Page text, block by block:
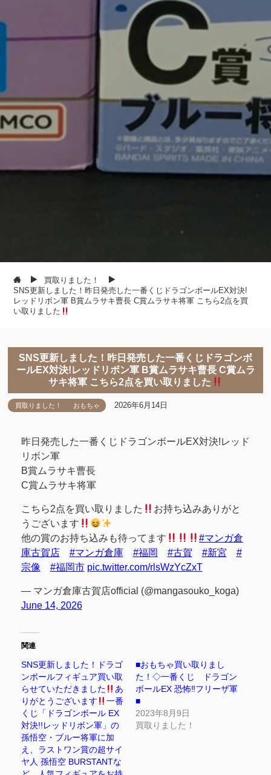
買取りました！
SNS更新しました！昨日発売した一番くじドラゴンボールEX対決!
レッドリボン軍 B賞ムラサキ曹長 C賞ムラサキ将軍 こちら2点を買
い取りました
SNS更新しました！昨日発売した一番くじドラゴンボ
ールEX対決!レッドリボン軍 B賞ムラサキ曹長 C賞ムラ
サキ将軍 こちら2点を買い取りました
買取りました！ おもちゃ 2026年6月14日
昨日発売した一番くじドラゴンボールEX対決!レッド
リボン軍
B賞ムラサキ曹長
C賞ムラサキ将軍
こちら2点を買い取りました
お持ち込みありがと
うございます
他の賞のお持ち込みも待ってます
#マンガ倉
庫古賀店
#マンガ倉庫 #福岡 #古賀 #新宮
#
宗像
#福岡市 pic.twitter.com/rlsWzYcZxT
— マンガ倉庫古賀店official (@mangasouko_koga)
June 14, 2026
関連
SNS更新しました！ドラゴ
ンボールフィギュア買い取
らせていただきました
あ
りがとうございます
一番
くじ「ドラゴンボール EX
対決!!レッドリボン軍」の
孫悟空・ブルー将軍に加
え、ラストワン賞の超サイ
ヤ人 孫悟空 BURSTANTな
■おもちゃ買い取りまし
た！◇一番くじ ドラゴン
ボールEX 恐怖‼フリーザ軍
■
2023年8月9日
買取りました！